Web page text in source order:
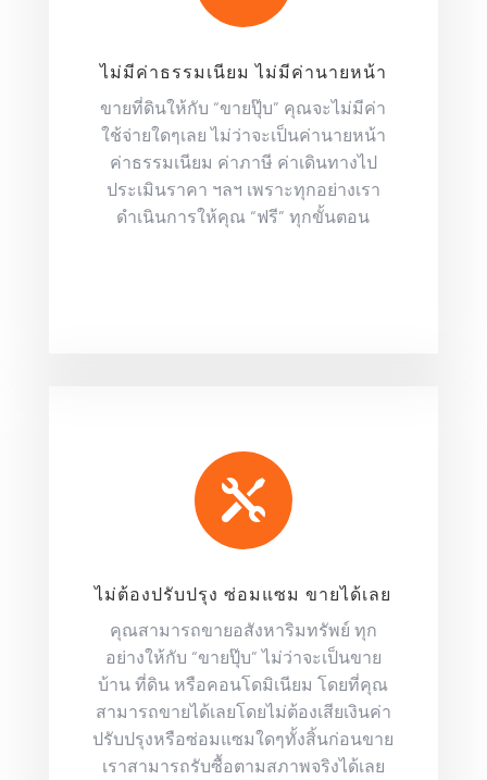
ไม่มีค่าธรรมเนียม ไม่มีค่านายหน้า
ขายที่ดินให้กับ “ขายปุ๊บ” คุณจะไม่มีค่า
ใช้จ่ายใดๆเลย ไม่ว่าจะเป็นค่านายหน้า
ค่าธรรมเนียม ค่าภาษี ค่าเดินทางไป
ประเมินราคา ฯลฯ เพราะทุกอย่างเรา
ดำเนินการให้คุณ “ฟรี” ทุกขั้นตอน

ไม่ต้องปรับปรุง ซ่อมแซม ขายได้เลย
คุณสามารถขายอสังหาริมทรัพย์ ทุก
อย่างให้กับ “ขายปุ๊บ” ไม่ว่าจะเป็นขาย
บ้าน ที่ดิน หรือคอนโดมิเนียม โดยที่คุณ
สามารถขายได้เลยโดยไม่ต้องเสียเงินค่า
ปรับปรุงหรือซ่อมแซมใดๆทั้งสิ้นก่อนขาย
เราสามารถรับซื้อตามสภาพจริงได้เลย